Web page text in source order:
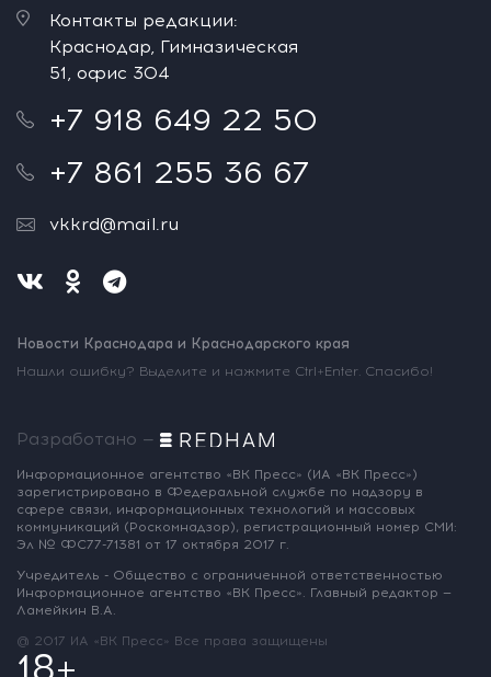
Контакты редакции:
Краснодар, Гимназическая
51, офис 304
+7 918 649 22 50
+7 861 255 36 67
vkkrd@mail.ru
Новости Краснодара и Краснодарского края
Нашли ошибку? Выделите и нажмите Ctrl+Enter. Спасибо!
Разработано —
Информационное агентство «ВК Пресс» (ИА «ВК Пресс»)
зарегистрировано в Федеральной службе по надзору в
сфере связи, информационных технологий и массовых
коммуникаций (Роскомнадзор), регистрационный номер СМИ:
Эл № ФС77-71381 от 17 октября 2017 г.
Учредитель - Общество с ограниченной ответственностью
Информационное агентство «ВК Пресс». Главный редактор —
Ламейкин В.А.
@ 2017 ИА «ВК Пресс» Все права защищены